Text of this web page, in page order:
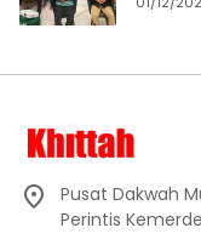
Pusat Dakwah
Perintis